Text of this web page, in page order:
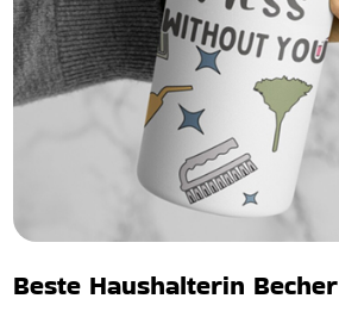
Beste Haushalterin Becher